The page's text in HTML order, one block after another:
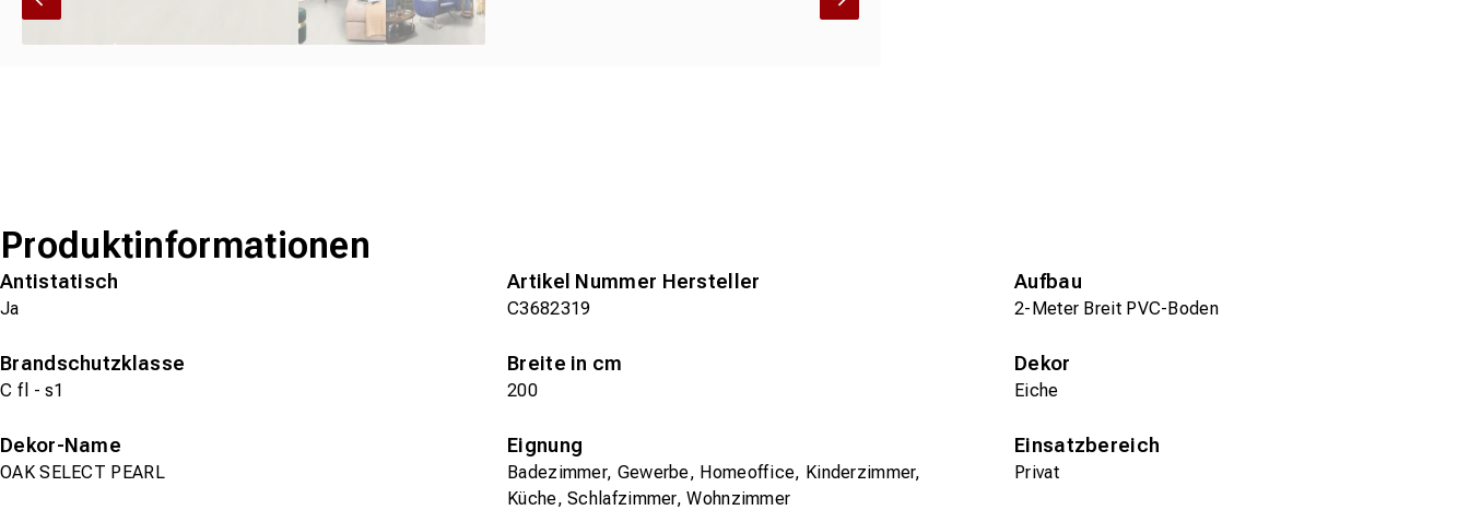
Produktinformationen
Antistatisch
Ja
Artikel Nummer Hersteller
C3682319
Aufbau
2-Meter Breit PVC-Boden
Brandschutzklasse
C fl - s1
Breite in cm
200
Dekor
Eiche
Dekor-Name
OAK SELECT PEARL
Eignung
Badezimmer, Gewerbe, Homeoffice, Kinderzimmer,
Küche, Schlafzimmer, Wohnzimmer
Einsatzbereich
Privat